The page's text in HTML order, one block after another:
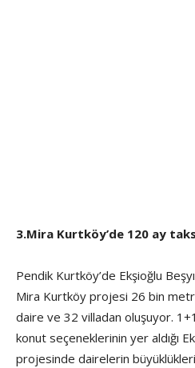
3.Mira Kurtköy’de 120 ay
Pendik Kurtköy’de Ekşioğlu
Mira Kurtköy projesi 26 bin
daire ve 32 villadan oluşuyor.
konut seçeneklerinin yer aldığı
projesinde dairelerin